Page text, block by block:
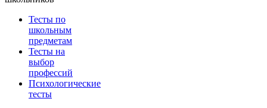
Тесты по
школьным
предметам
Тесты на
выбор
профессий
Психологические
тесты